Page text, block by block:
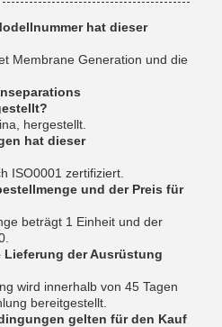
hat dieser
Membrane Generation und die
hergestellt.
hat dieser
ISO0001 zertifiziert.
und der Preis für
beträgt 1 Einheit und der
Lieferung der Ausrüstung
wird innerhalb von 45 Tagen
bereitgestellt.
gelten für den Kauf